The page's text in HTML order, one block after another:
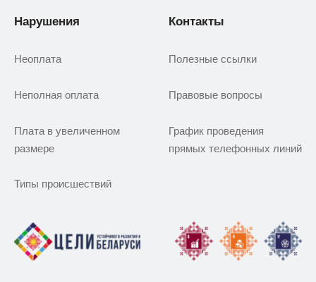
Нарушения
Неоплата
Неполная оплата
Плата в увеличенном
размере
Типы происшествий
Контакты
Полезные ссылки
Правовые вопросы
График проведения
прямых телефонных линий